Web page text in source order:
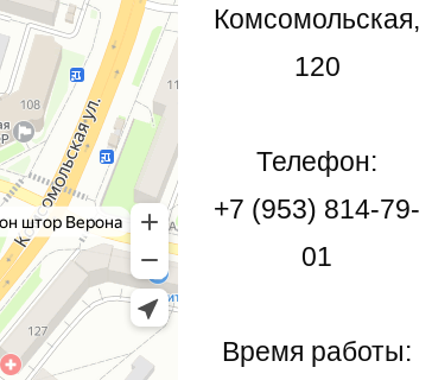
Комсомольская,
120
Телефон:
+7 (953) 814-79-
01
Время работы: